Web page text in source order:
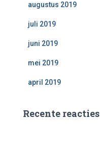
augustus 2019
juli 2019
juni 2019
mei 2019
april 2019
Recente reacties